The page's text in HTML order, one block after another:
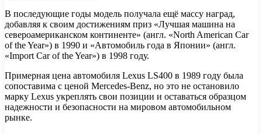
В последующие годы модель получала ещё массу наград,
добавляя к своим достижениям приз «Лучшая машина на
североамериканском континенте» (англ. «North American Car
of the Year») в 1990 и «Автомобиль года в Японии» (англ.
«Import Car of the Year») в 1998 году.
Примерная цена автомобиля Lexus LS400 в 1989 году была
сопоставима с ценой Mercedes-Benz, но это не остановило
марку Lexus укреплять свои позиции и оставаться образцом
надежности и безопасности на мировом автомобильном
рынке.